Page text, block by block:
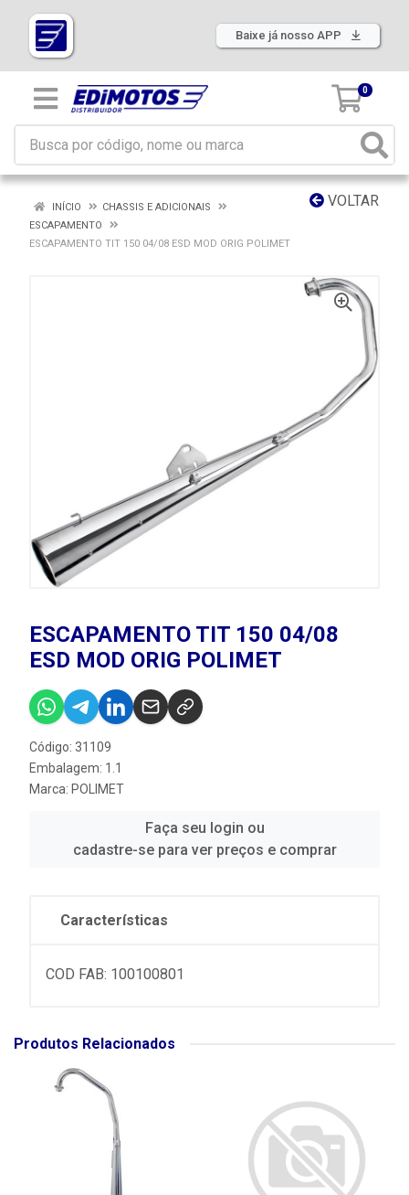
Baixe já nosso APP
0
VOLTAR
INÍCIO
CHASSIS E ADICIONAIS
ESCAPAMENTO
ESCAPAMENTO TIT 150 04/08 ESD MOD ORIG POLIMET
ESCAPAMENTO TIT 150 04/08
ESD MOD ORIG POLIMET
Código: 31109
Embalagem: 1.1
Marca: POLIMET
Faça seu login ou
cadastre-se para ver preços e comprar
Características
COD FAB: 100100801
Produtos Relacionados